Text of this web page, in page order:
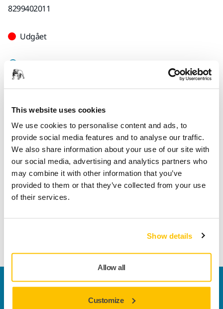
This website uses cookies
We use cookies to personalise content and ads, to
provide social media features and to analyse our traffic.
We also share information about your use of our site with
our social media, advertising and analytics partners who
may combine it with other information that you’ve
provided to them or that they’ve collected from your use
of their services.
Show details
Allow all
Customize
8299402011
Udgået
Produktoplysninger
Tekniske detaljer Downloads
Pad saver for 93x180mm backing pads. Mirka's pad savers
are designed to protect the backing pad from wear and tear,
when sanding aggressively and continuously with net
products. These cost-effective pad savers, placed between
Kontakt os
Vil du gerne vide mere?Kontakt os,